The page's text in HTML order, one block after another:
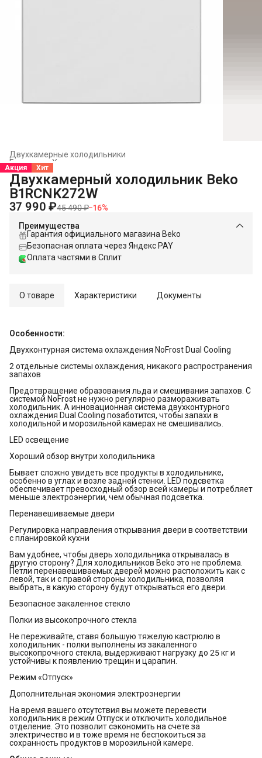
Двухкамерные холодильники
Холодильники и морозильники
Главная ›
Акция Хит
Двухкамерный холодильник Beko
B1RCNK272W
37 990 ₽45 490 ₽−16%
Преимущества
Гарантия официального магазина Beko
Безопасная оплата через Яндекс PAY
Оплата частями в Сплит
О товаре Характеристики Документы
Особенности:
Двухконтурная система охлаждения NoFrost Dual Cooling
2 отдельные системы охлаждения, никакого распространения
запахов
Предотвращение образования льда и смешивания запахов. С
системой NoFrost не нужно регулярно размораживать
холодильник. А инновационная система двухконтурного
охлаждения Dual Cooling позаботится, чтобы запахи в
холодильной и морозильной камерах не смешивались.
LED освещение
Хороший обзор внутри холодильника
Бывает сложно увидеть все продукты в холодильнике,
особенно в углах и возле задней стенки. LED подсветка
обеспечивает превосходный обзор всей камеры и потребляет
меньше электроэнергии, чем обычная подсветка.
Перенавешиваемые двери
Регулировка направления открывания двери в соответствии
с планировкой кухни
Вам удобнее, чтобы дверь холодильника открывалась в
другую сторону? Для холодильников Beko это не проблема.
Петли перенавешиваемых дверей можно расположить как с
левой, так и с правой стороны холодильника, позволяя
выбрать, в какую сторону будут открываться его двери.
Безопасное закаленное стекло
Полки из высокопрочного стекла
Не переживайте, ставя большую тяжелую кастрюлю в
холодильник - полки выполнены из закаленного
высокопрочного стекла, выдерживают нагрузку до 25 кг и
устойчивы к появлению трещин и царапин.
Режим «Отпуск»
Дополнительная экономия электроэнергии
На время вашего отсутствия вы можете перевести
холодильник в режим Отпуск и отключить холодильное
отделение. Это позволит сэкономить на счете за
электричество и в тоже время не беспокоиться за
сохранность продуктов в морозильной камере.